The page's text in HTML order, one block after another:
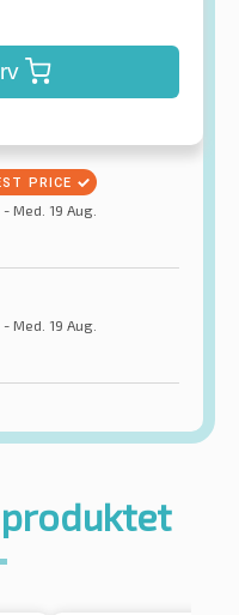
Med. 19 Aug.
Med. 19 Aug.